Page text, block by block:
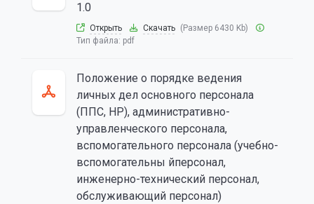
1.0
Открыть Скачать (Размер 6430 Kb)
Тип файла: pdf
Положение о порядке ведения
личных дел основного персонала
(ППС, НР), административно-
управленческого персонала,
вспомогательного персонала (учебно-
вспомогательны йперсонал,
инженерно-технический персонал,
обслуживающий персонал)